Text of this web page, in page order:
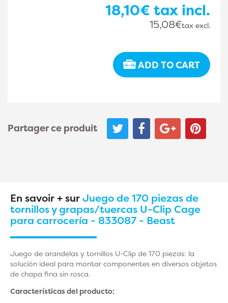
18,10€ tax incl.
15,08€tax excl.
ADD TO CART
Partager ce produit
En savoir + surJuego de 170 piezas de
tornillos y grapas/tuercas U-Clip Cage
para carrocería - 833087 - Beast
Juego de arandelas y tornillos U-Clip de 170 piezas: la
solución ideal para montar componentes en diversos objetos
de chapa fina sin rosca.
Características del producto: